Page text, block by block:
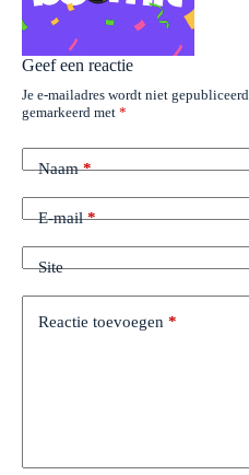
Geef een reactie
Je e-mailadres wordt niet gepubliceerd.
gemarkeerd met *
Naam*
E-mail*
Site
Reactie toevoegen *